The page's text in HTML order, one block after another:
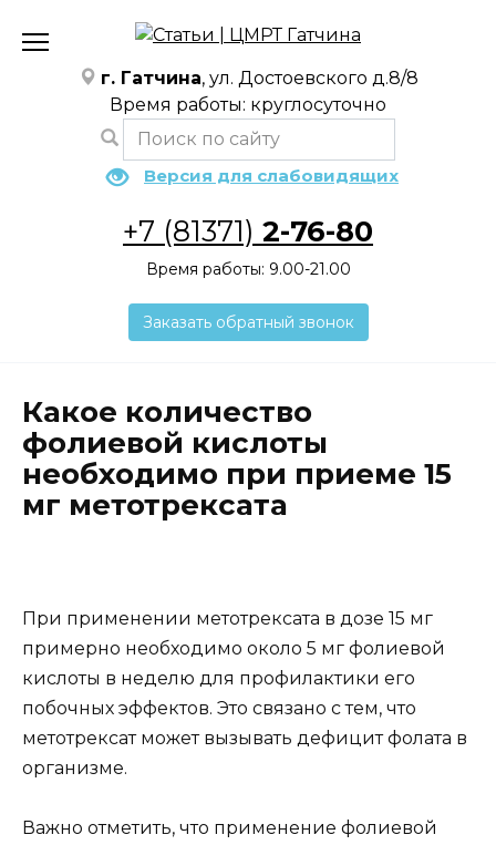
содержанию
г. Гатчина, ул. Достоевского д.8/8
Время работы: круглосуточно
Версия для слабовидящих
+7 (81371) 2-76-80
Время работы: 9.00-21.00
Заказать обратный звонок
Какое количество
фолиевой кислоты
необходимо при приеме 15
мг метотрексата
При применении метотрексата в дозе 15 мг
примерно необходимо около 5 мг фолиевой
кислоты в неделю для профилактики его
побочных эффектов. Это связано с тем, что
метотрексат может вызывать дефицит фолата в
организме.
Важно отметить, что применение фолиевой